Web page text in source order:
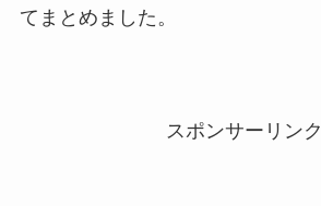
てまとめました。
スポンサーリンク